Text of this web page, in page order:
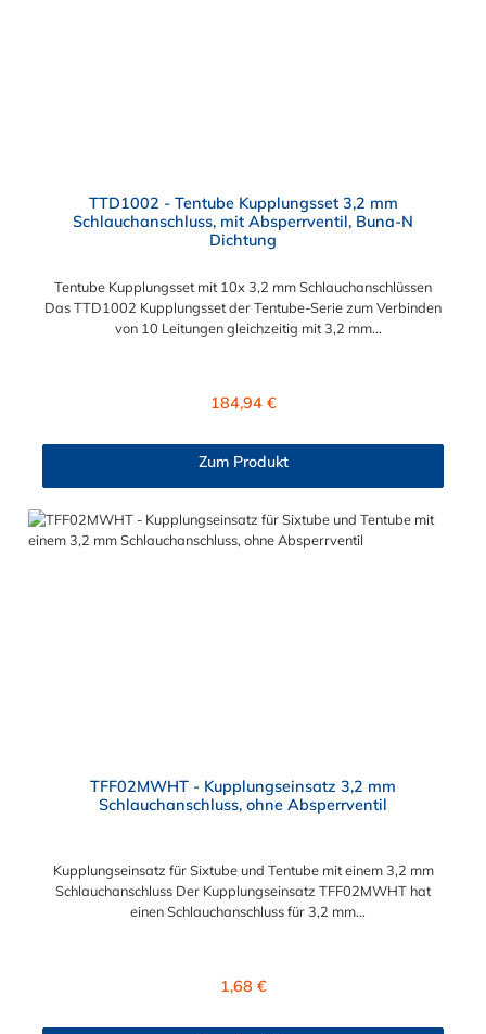
TTD1002 - Tentube Kupplungsset 3,2 mm
Schlauchanschluss, mit Absperrventil, Buna-N
Dichtung
Tentube Kupplungsset mit 10x 3,2 mm Schlauchanschlüssen
Das TTD1002 Kupplungsset der Tentube-Serie zum Verbinden
von 10 Leitungen gleichzeitig mit 3,2 mm
Regulärer Preis:
184,94 €
Zum Produkt
TFF02MWHT - Kupplungseinsatz 3,2 mm
Schlauchanschluss, ohne Absperrventil
Kupplungseinsatz für Sixtube und Tentube mit einem 3,2 mm
Schlauchanschluss Der Kupplungseinsatz TFF02MWHT hat
einen Schlauchanschluss für 3,2 mm
Regulärer Preis:
1,68 €